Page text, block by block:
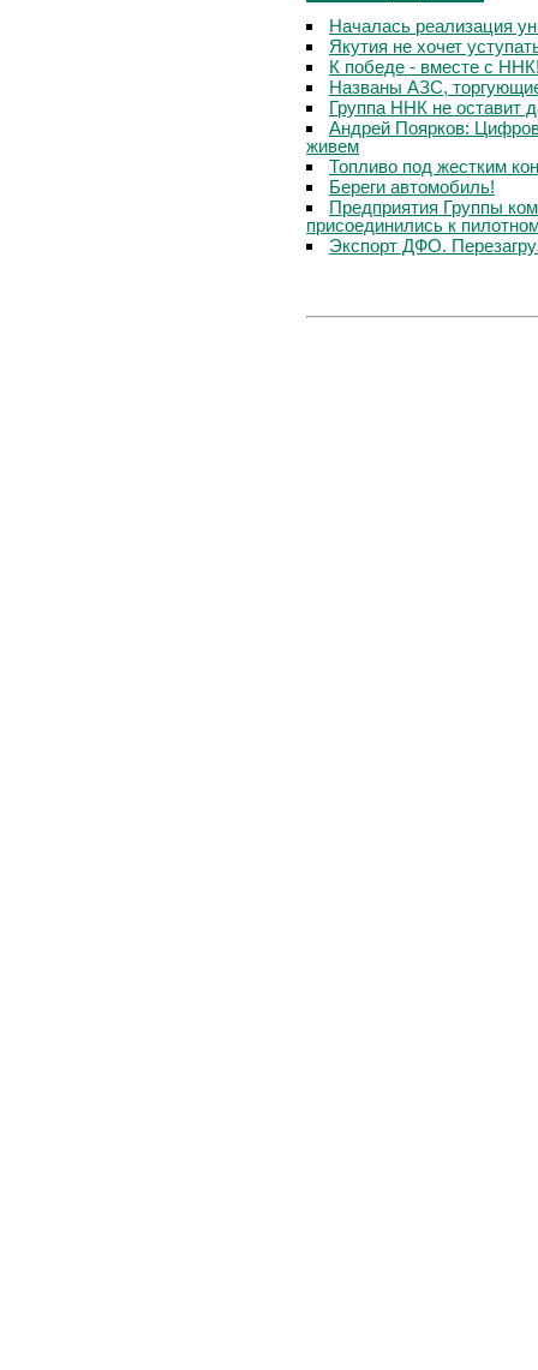
Началась реализация
Якутия не хочет
К победе - вместе с
Названы АЗС,
Группа ННК не оставит
Андрей Поярков:
живем
Топливо под жестким
Береги автомобиль!
Предприятия Группы
присоединились к
Экспорт ДФО.